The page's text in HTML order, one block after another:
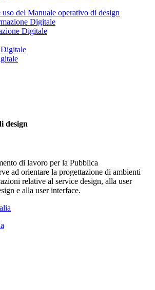
uso del Manuale operativo di design
Digitale
design
di lavoro per la Pubblica
ad orientare la progettazione di ambienti
relative al service design, alla user
e alla user interface.